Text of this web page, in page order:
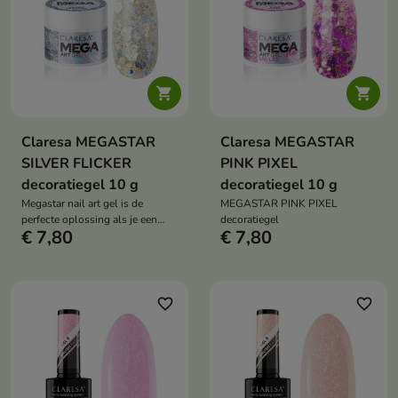

Claresa MEGASTAR
SILVER FLICKER
decoratiegel 10 g
Megastar nail art gel is de
perfecte oplossing als je een
intense glans en een
€ 7,80

Claresa MEGASTAR
PINK PIXEL
decoratiegel 10 g
MEGASTAR PINK PIXEL
decoratiegel
€ 7,80
favorite_border favorite_border